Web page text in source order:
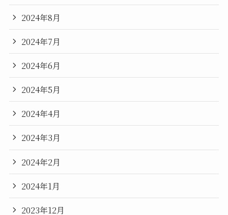
2024年8月
2024年7月
2024年6月
2024年5月
2024年4月
2024年3月
2024年2月
2024年1月
2023年12月